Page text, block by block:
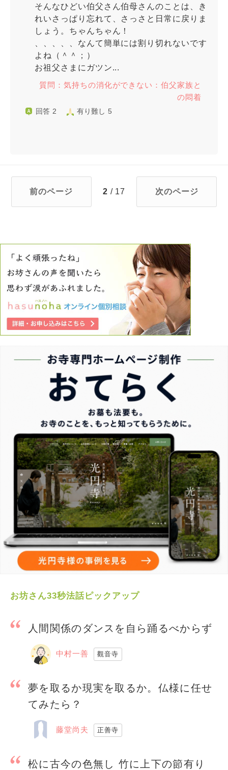
そんなひどい伯父さん伯母さんのことは、き
れいさっぱり忘れて、さっさと日常に戻りま
しょう。ちゃんちゃん！
、、、、、なんて簡単には割り切れないです
よね（＾＾；）
お祖父さまにガツン...
質問：気持ちの消化ができない：伯父家族と
の悶着
回答 2 有り難し 5
前のページ 2 / 17 次のページ
お坊さん33秒法話ピックアップ
人間関係のダンスを自ら踊るべからず
中村一善 觀音寺
夢を取るか現実を取るか。仏様に任せ
てみたら？
藤堂尚夫 正善寺
松に古今の色無し 竹に上下の節有り